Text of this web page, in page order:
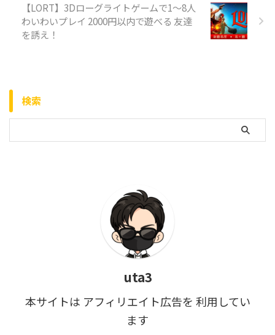
【LORT】3Dローグライトゲームで1～8人
わいわいプレイ 2000円以内で遊べる 友達
を誘え！
検索
uta3
本サイトは アフィリエイト広告を 利用してい
ます